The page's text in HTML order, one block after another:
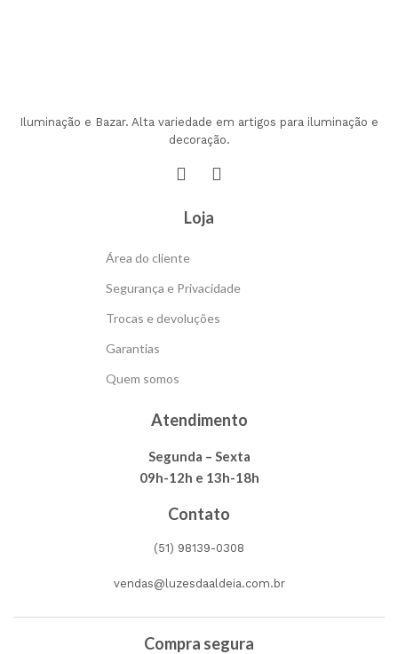
Iluminação e Bazar. Alta variedade em artigos para iluminação e
decoração.
Loja
Área do cliente
Segurança e Privacidade
Trocas e devoluções
Garantias
Quem somos
Atendimento
Segunda – Sexta
09h-12h e 13h-18h
Contato
(51) 98139-0308
vendas@luzesdaaldeia.com.br
Compra segura